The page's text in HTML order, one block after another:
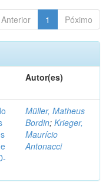
Anterior 1 Póximo
Autor(es)
Müller, Matheus
Bordin; Krieger,
Maurício
Antonacci